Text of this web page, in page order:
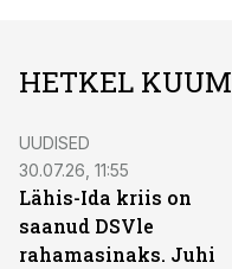
HETKEL KUUM
UUDISED
30.07.26, 11:55
Lähis-Ida kriis on
saanud DSVle
rahamasinaks. Juhi